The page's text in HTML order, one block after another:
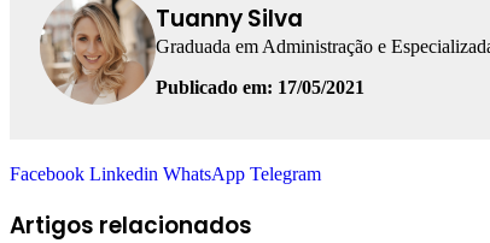
Tuanny Silva
Graduada em Administração e
Publicado em: 17/05/2021
Facebook Linkedin WhatsApp Telegram
Artigos relacionados